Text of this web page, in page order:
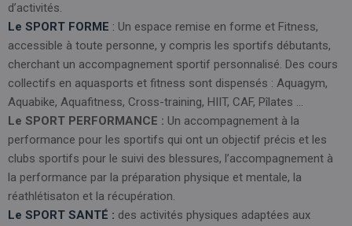
d’activités.
Le SPORT FORME : Un espace remise en forme et Fitness,
accessible à toute personne, y compris les sportifs débutants,
cherchant un accompagnement sportif personnalisé. Des cours
collectifs en aquasports et fitness sont dispensés : Aquagym,
Aquabike, Aquafitness, Cross-training, HIIT, CAF, Pîlates …
Le SPORT PERFORMANCE : Un accompagnement à la
performance pour les sportifs qui ont un objectif précis et les
clubs sportifs pour le suivi des blessures, l’accompagnement à
la performance par la préparation physique et mentale, la
réathlétisaton et la récupération.
Le SPORT SANTÉ : des activités physiques adaptées aux